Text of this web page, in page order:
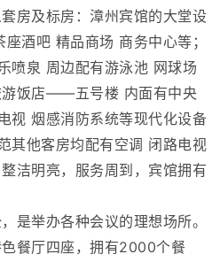
房及标房：漳州宾馆的大堂设
酒吧 精品商场 商务中心等；
喷泉 周边配有游泳池 网球场
游饭店——五号楼 内面有中央
视 烟感消防系统等现代化设备
其他客房均配有空调 闭路电视
洁明亮，服务周到，宾馆拥有
举办各种会议的理想场所。
餐厅四座，拥有2000个餐